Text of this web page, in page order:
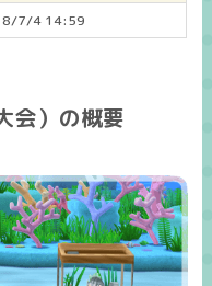
7/4 14:59
会）の概要